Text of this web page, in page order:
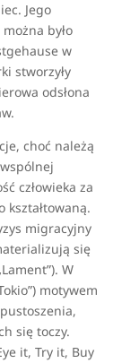
Jego
było
w
stworzyły
odsłona
choć należą
człowieka za
kształtowaną.
migracyjny
się
W
motywem
się toczy.
it, Try it, Buy